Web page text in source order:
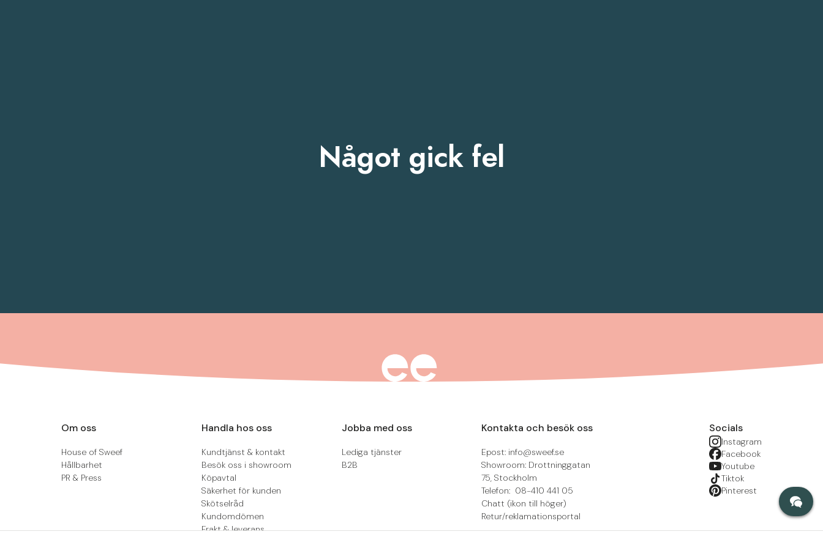
Något gick fel
Om oss
House of Sweef
Hållbarhet
PR & Press
Handla hos oss
Kundtjänst & kontakt
Besök oss i showroom
Köpavtal
Säkerhet för kunden
Skötselråd
Kundomdömen
Frakt & leverans
Jobba med oss
Lediga tjänster
B2B
Kontakta och besök oss
Epost: info@sweef.se
Showroom: Drottninggatan
75, Stockholm
Telefon: 08-410 441 05
Chatt (ikon till höger)
Retur/reklamationsportal
Socials
Instagram
Facebook
Youtube
Tiktok
Pinterest